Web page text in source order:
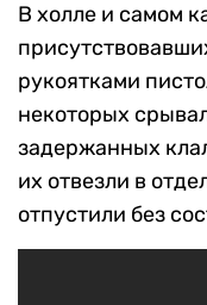
В холле и самом
рукоятками
некоторых
задержанных
их отвезли в
отпустили без